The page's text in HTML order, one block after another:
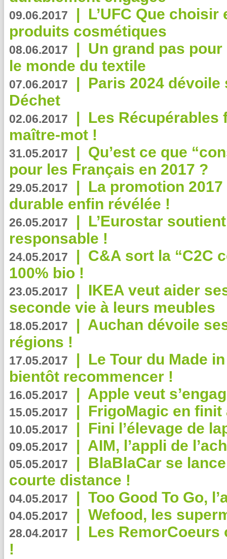
09.06.2017 | L’UFC Que
produits cosmétiques
08.06.2017 | Un grand pas
le monde du textile
07.06.2017 | Paris 2024
Déchet
02.06.2017 | Les Récupérables
maître-mot !
31.05.2017 | Qu’est ce que
pour les Français en 2017 ?
29.05.2017 | La promotion
durable enfin révélée !
26.05.2017 | L’Eurostar
responsable !
24.05.2017 | C&A sort la “C2C
100% bio !
23.05.2017 | IKEA veut aider
seconde vie à leurs meubles
18.05.2017 | Auchan dévoile
régions !
17.05.2017 | Le Tour du Made
bientôt recommencer !
16.05.2017 | Apple veut
15.05.2017 | FrigoMagic en
10.05.2017 | Fini l’élevage de
09.05.2017 | AIM, l’appli de
05.05.2017 | BlaBlaCar se
courte distance !
04.05.2017 | Too Good To Go,
04.05.2017 | Wefood, les
28.04.2017 | Les RemorCoeurs
!